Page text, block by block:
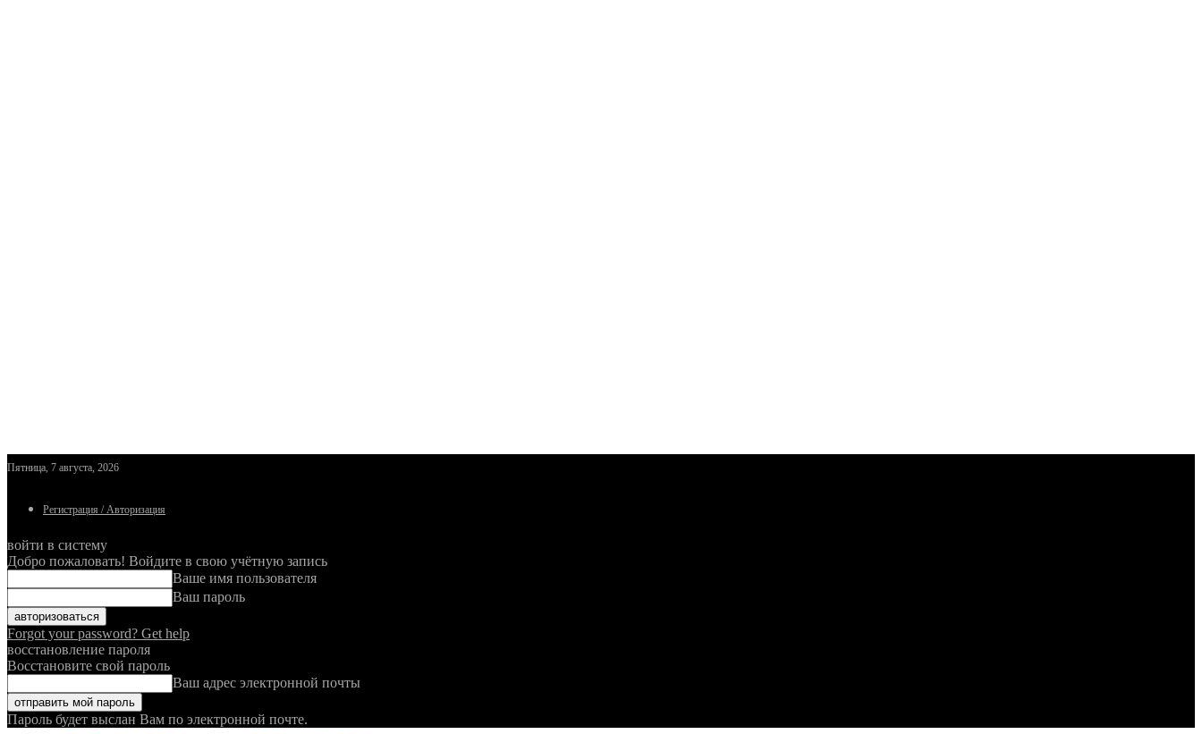
Пятница, 7 августа, 2026
Регистрация / Авторизация
войти в систему
Добро пожаловать! Войдите в свою учётную запись
Ваше имя пользователя
Ваш пароль
Forgot your password? Get help
восстановление пароля
Восстановите свой пароль
Ваш адрес электронной почты
Пароль будет выслан Вам по электронной почте.